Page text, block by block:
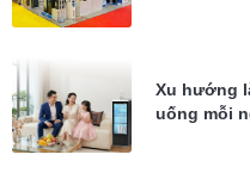
Xu hướng
uống mỗi